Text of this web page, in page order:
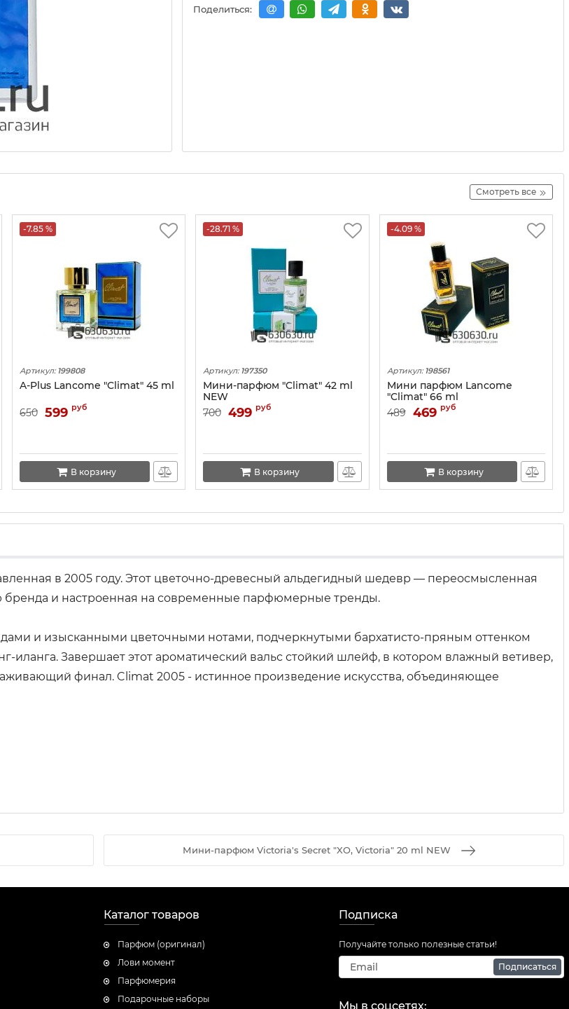
Поделиться:
Смотреть все
-7.85 %
Артикул: 199808
A-Plus Lancome "Climat" 45 ml
650 599 руб
В корзину
-28.71 %
Артикул: 197350
Мини-парфюм "Climat" 42 ml
NEW
700 499 руб
В корзину
-4.09 %
Артикул: 198561
Мини парфюм Lancome
"Climat" 66 ml
489 469 руб
В корзину
в 2005 году. Этот цветочно-древесный альдегидный шедевр — переосмысленная
бренда и настроенная на современные парфюмерные тренды.
и изысканными цветочными нотами, подчеркнутыми бархатисто-пряным оттенком
иланга. Завершает этот ароматический вальс стойкий шлейф, в котором влажный ветивер,
финал. Climat 2005 - истинное произведение искусства, объединяющее
Мини-парфюм Victoria's Secret "XO, Victoria" 20 ml NEW
Каталог товаров
Парфюм (оригинал)
Лови момент
Парфюмерия
Подарочные наборы
Подписка
Получайте только полезные статьи!
Подписаться
Мы в соцсетях: